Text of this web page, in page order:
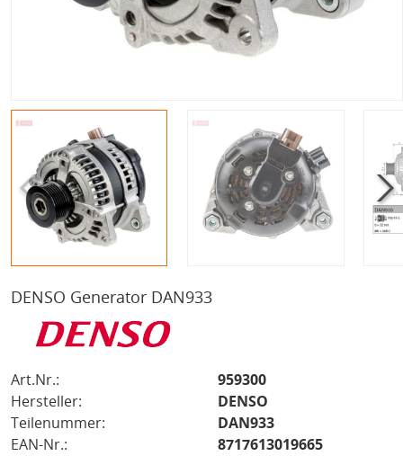
DENSO Generator DAN933
Art.Nr.:
959300
Hersteller:
DENSO
Teilenummer:
DAN933
EAN-Nr.:
8717613019665